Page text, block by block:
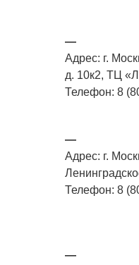
—
Адрес: г.
д. 10к2, ТЦ
Телефон: 8
—
Адрес: г.
Телефон: 8
—